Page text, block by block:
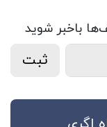
با‌خبر شوید
ثبت